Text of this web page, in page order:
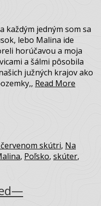
každým jedným som sa
lebo Malina ide
horúčavou a moja
a šálmi pôsobila
južných krajov ako
Read More
skútri, Na
, Poľsko, skúter,